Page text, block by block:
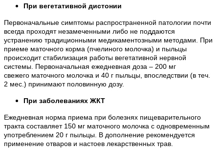
При вегетативной дистонии
Первоначальные симптомы распространенной патологии почти
всегда проходят незамеченными либо не поддаются
устранению традиционными медикаментозными методами. При
приеме маточного корма (пчелиного молочка) и пыльцы
происходит стабилизация работы вегетативной нервной
системы. Первоначальная ежедневная доза – 200 мг
свежего маточного молочка и 40 г пыльцы, впоследствии (в теч.
2 мес.) принимают половинную дозу.
При заболеваниях ЖКТ
Ежедневная норма приема при болезнях пищеварительного
тракта составляет 150 мг маточного молочка с одновременным
употреблением 20 г пыльцы. В дополнение рекомендуется
применение отваров и настоев лекарственных трав.